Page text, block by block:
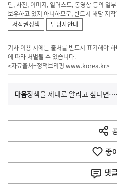
단, 사진, 이미지, 일러스트, 동영상 등의 일
보유하고 있지 아니하므로, 반드시 해당 저
저작권정책
담당자안내
기사 이용 시에는 출처를 반드시 표기해야
에 따라 처벌될 수 있습니다.
<자료출처=정책브리핑 www.korea.kr>
이
전
다
음
다음기
사
열
좋
댓글